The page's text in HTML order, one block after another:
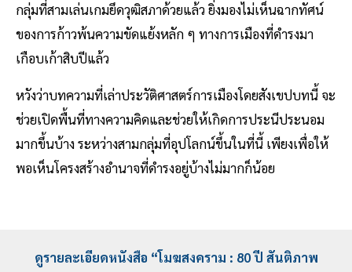
กลุ่มที่สามเล่นเกมยึดวุฒิสภาด้วยแล้ว ยิ่งมองไม่เห็นฉากทัศน์
ของการก้าวพ้นความขัดแย้งหลัก ๆ ทางการเมืองที่ดำรงมา
เกือบเก้าสิบปีแล้ว
หวังว่าบทความที่เล่าประวัติศาสตร์การเมืองโดยสังเขปบทนี้ จะ
ช่วยเปิดพื้นที่ทางความคิดและช่วยให้เกิดการประนีประนอม
มากขึ้นบ้าง ระหว่างสามกลุ่มที่อุปโลกน์ขึ้นในที่นี้ เพียงเพื่อให้
พอเห็นโครงสร้างอำนาจที่ดำรงอยู่บ้างไม่มากก็น้อย
ดูรายละเอียดหนังสือ “โมฆสงคราม : 80 ปี สันติภาพ